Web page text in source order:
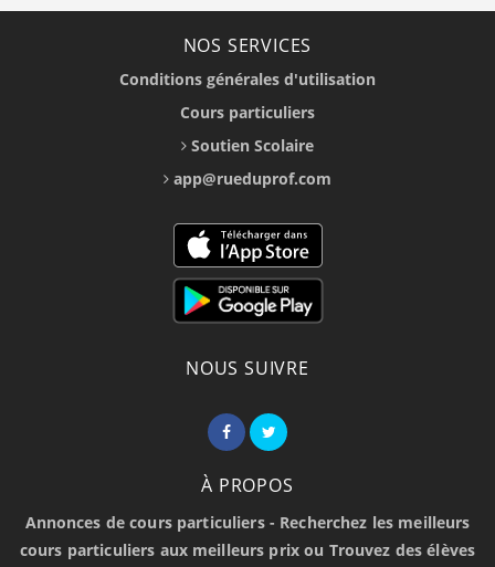
NOS SERVICES
Conditions générales d'utilisation
Cours particuliers
Soutien Scolaire
app@rueduprof.com
NOUS SUIVRE
À PROPOS
Annonces de cours particuliers - Recherchez les meilleurs
cours particuliers aux meilleurs prix ou Trouvez des élèves